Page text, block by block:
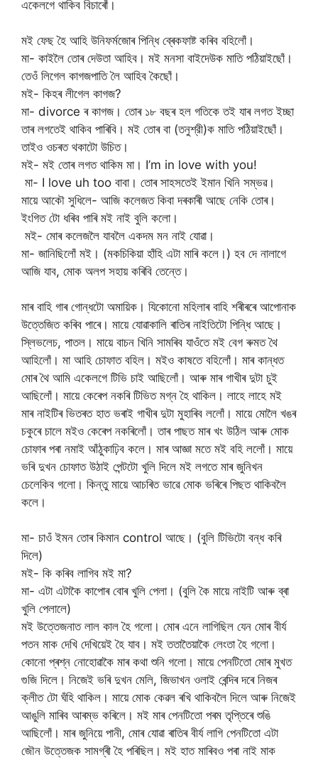
একেলগে থাকিব বিচাৰোঁ।
মই ফেছ হৈ আহি উনিফৰ্মজোৰ পিন্ধি ব্ৰেকফাষ্ট কৰিব বহিলোঁ।
মা- কাইলৈ তোৰ দেউতা আহিব। মই মনসা বাইদেউক মাতি পঠিয়াইছোঁ।
তেওঁ লিগেল কাগজপাতি লৈ আহিব কৈছোঁ।
মই- কিহৰ লীগেল কাগজ?
মা- divorce ৰ কাগজ। তোৰ ১৮ বছৰ হল গতিকে তই যাৰ লগত ইচ্ছা
তাৰ লগতেই থাকিব পাৰিবি। মই তোৰ বা (তনুশ্রী)ক মাতি পঠিয়াইছোঁ।
তাইও ওচৰত থকাটো উচিত।
মই- মই তোৰ লগত থাকিম মা। I’m in love with you!
মা- I love uh too বাবা। তোৰ সাহসতেই ইমান খিনি সম্ভৱ।
মায়ে আকৌ সুধিলে- আজি কলেজত কিবা দৰকাৰী আছে নেকি তোৰ।
ইংগিত টো ধৰিব পাৰি মই নাই বুলি কলো।
মই- মোৰ কলেজলৈ যাবলৈ একদম মন নাই যোৱা।
মা- জানিছিলোঁ মই। (মকচিকিয়া হাঁহি এটা মাৰি কলে।) হব দে নালাগে
আজি যাব, মোক অলপ সহায় কৰিবি তেন্তে।
মাৰ বাহি গাৰ গোন্ধটো অমায়িক। যিকোনো মহিলাৰ বাহি শৰীৰৰে আপোনাক
উত্তেজিত কৰিব পাৰে। মায়ে যোৱাকালি ৰাতিৰ নাইতিটো পিন্ধি আছে।
স্লিভলেচ, পাতল। মায়ে বাচন খিনি সামৰিব যাওঁতে মই বেগ ৰুমত থৈ
আহিলোঁ। মা আহি চোফাত বহিল। মইও কাষতে বহিলোঁ। মাৰ কান্ধত
মোৰ থৈ আমি একেলগে টিভি চাই আছিলোঁ। আৰু মাৰ গাখীৰ দুটা চুই
আছিলোঁ। মায়ে কেৰেপ নকৰি টিভিত মগ্ন হৈ থাকিল। লাহে লাহে মই
মাৰ নাইটিৰ ভিতৰত হাত ভৰাই গাখীৰ দুটা মুহাৰিব ললোঁ। মায়ে মোলৈ খঙৰ
চকুৰে চালে মইও কেৰেপ নকৰিলোঁ। তাৰ পাছত মাৰ খং উঠিল আৰু মোক
চোফাৰ পৰা নমাই আঁঠুকাঢ়িব কলে। মাৰ আজ্ঞা মতে মই বহি ললোঁ। মায়ে
ভৰি দুখন চোফাত উঠাই পেন্টটো খুলি দিলে মই লগতে মাৰ জুনিখন
চেলেকিব গলো। কিন্তু মায়ে আচৰিত ভাৱে মোক ভৰিৰে পিছত থাকিবলৈ
কলে।
মা- চাওঁ ইমন তোৰ কিমান control আছে। (বুলি টিভিটো বন্ধ কৰি
দিলে)
মই- কি কৰিব লাগিব মই মা?
মা- এটা এটাকৈ কাপোৰ বোৰ খুলি পেলা। (বুলি কৈ মায়ে নাইটি আৰু ব্ৰা
খুলি পেলালে)
মই উত্তেজনাত লাল কাল হৈ গলো। মোৰ এনে লাগিছিল যেন মোৰ বীৰ্য
পতন মাক দেখি দেখিয়েই হৈ যাব। মই ততাতৈয়াকৈ লেংতা হৈ গলো।
কোনো প্ৰশ্ন নোহোৱাকৈ মাৰ কথা শুনি গলো। মায়ে পেনটিতো মোৰ মুখত
গুজি দিলে। নিজেই ভৰি দুখন মেলি, জিভাখন ওলাই ৰেন্দিৰ দৰে নিজৰ
ক্লীত টো ঘঁহি থাকিল। মায়ে মোক কেৱল ৰখি থাকিবলৈ দিলে আৰু নিজেই
আঙুলি মাৰিব আৰম্ভ কৰিলে। মই মাৰ পেনটিতো পৰম তৃপ্তিৰে শুঙি
আছিলোঁ। মাৰ জুনিয়ে পানী, মোৰ যোৱা ৰাতিৰ বীৰ্য লাগি পেনটিতো এটা
জৌন উত্তেজক সামগ্ৰী হৈ পৰিছিল। মই হাত মাৰিবও পৰা নাই মাক